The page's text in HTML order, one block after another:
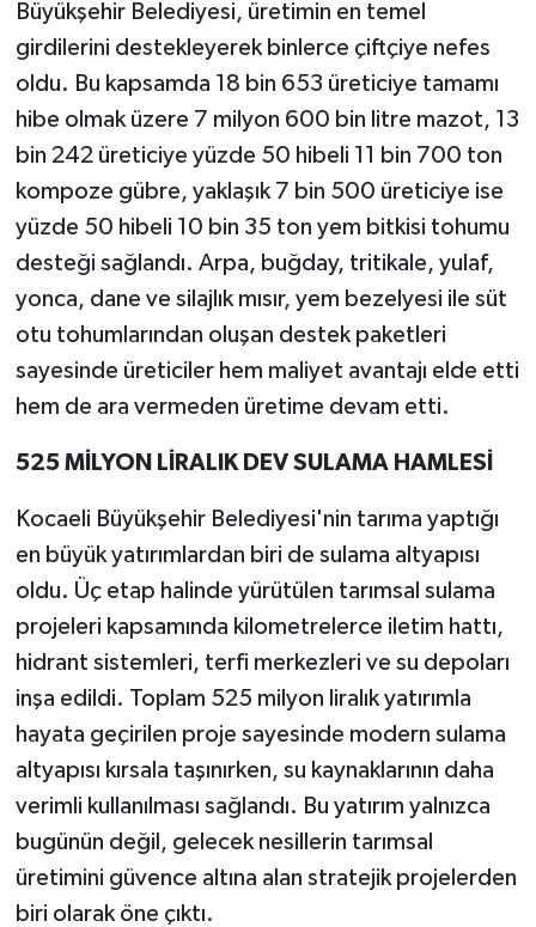
Büyükşehir Belediyesi, üretimin en temel
girdilerini destekleyerek binlerce çiftçiye nefes
oldu. Bu kapsamda 18 bin 653 üreticiye tamamı
hibe olmak üzere 7 milyon 600 bin litre mazot, 13
bin 242 üreticiye yüzde 50 hibeli 11 bin 700 ton
kompoze gübre, yaklaşık 7 bin 500 üreticiye ise
yüzde 50 hibeli 10 bin 35 ton yem bitkisi tohumu
desteği sağlandı. Arpa, buğday, tritikale, yulaf,
yonca, dane ve silajlık mısır, yem bezelyesi ile süt
otu tohumlarından oluşan destek paketleri
sayesinde üreticiler hem maliyet avantajı elde etti
hem de ara vermeden üretime devam etti.
525 MİLYON LİRALIK DEV SULAMA HAMLESİ
Kocaeli Büyükşehir Belediyesi'nin tarıma yaptığı
en büyük yatırımlardan biri de sulama altyapısı
oldu. Üç etap halinde yürütülen tarımsal sulama
projeleri kapsamında kilometrelerce iletim hattı,
hidrant sistemleri, terfi merkezleri ve su depoları
inşa edildi. Toplam 525 milyon liralık yatırımla
hayata geçirilen proje sayesinde modern sulama
altyapısı kırsala taşınırken, su kaynaklarının daha
verimli kullanılması sağlandı. Bu yatırım yalnızca
bugünün değil, gelecek nesillerin tarımsal
üretimini güvence altına alan stratejik projelerden
biri olarak öne çıktı.